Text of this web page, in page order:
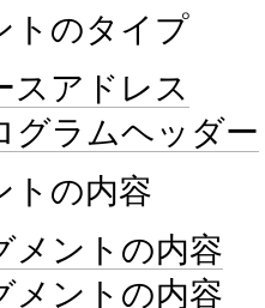
トのタイプ
スアドレス
グラムヘッダー
トの内容
メントの内容
メントの内容